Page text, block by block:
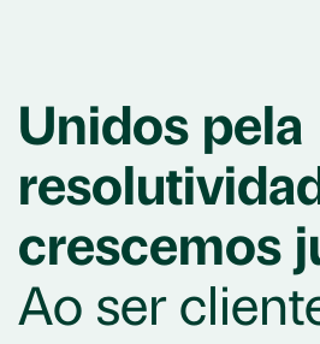
Unidos pela
crescemos
Ao ser